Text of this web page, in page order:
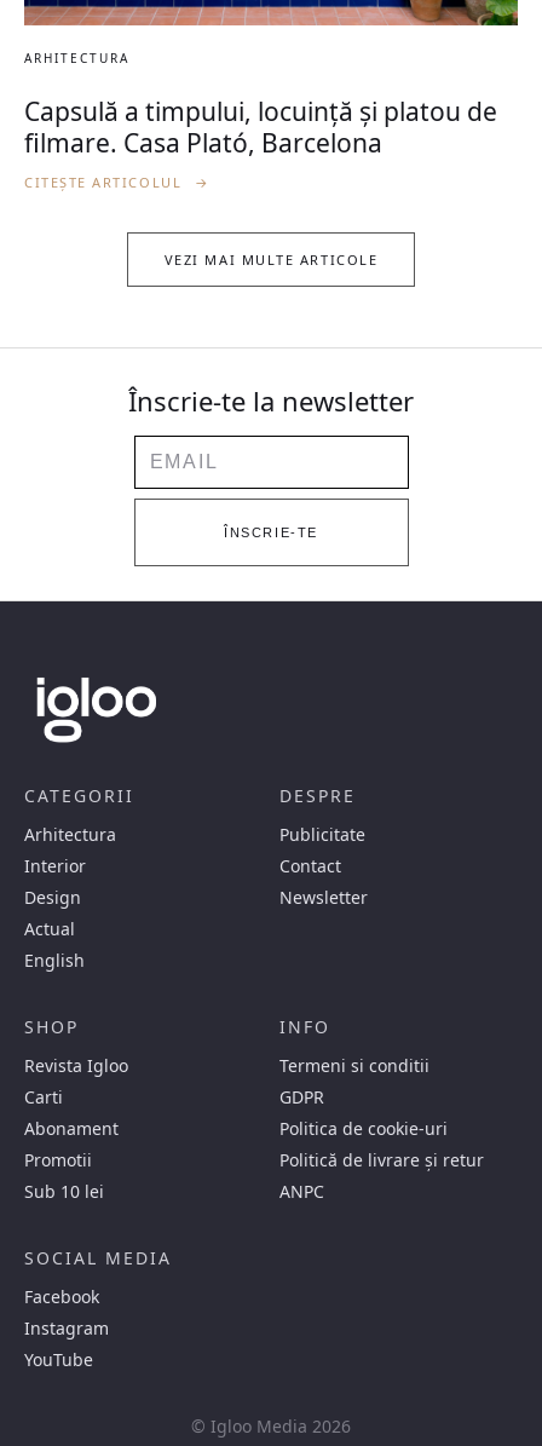
ARHITECTURA
Capsulă a timpului, locuință și platou de
filmare. Casa Plató, Barcelona
CITEȘTE ARTICOLUL →
VEZI MAI MULTE ARTICOLE
Înscrie-te la newsletter
Email
ÎNSCRIE-TE
CATEGORII
Arhitectura
Interior
Design
Actual
English
DESPRE
Publicitate
Contact
Newsletter
SHOP
Revista Igloo
Carti
Abonament
Promotii
Sub 10 lei
INFO
Termeni si conditii
GDPR
Politica de cookie-uri
Politică de livrare și retur
ANPC
SOCIAL MEDIA
Facebook
Instagram
YouTube
© Igloo Media 2026